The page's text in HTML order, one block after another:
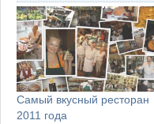
Самый вкусный ресторан
2011 года